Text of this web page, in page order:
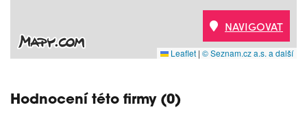
Leaflet | © Seznam.cz a.s. a další
NAVIGOVAT
Hodnocení této firmy (0)